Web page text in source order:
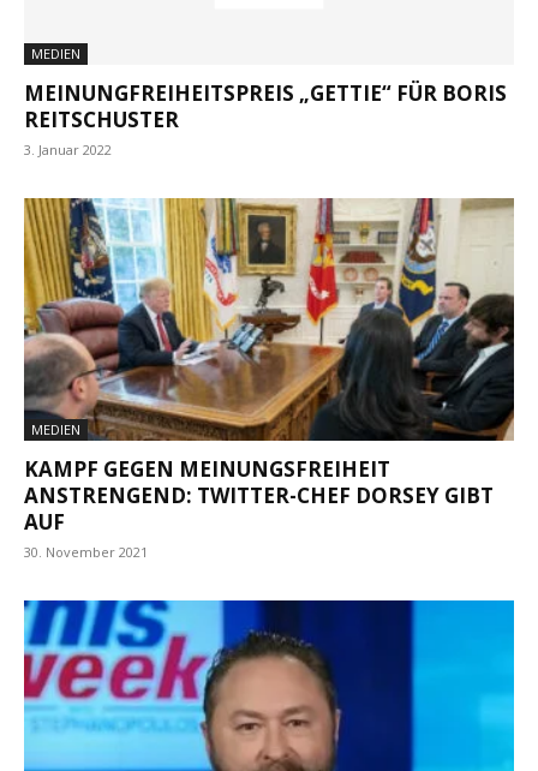
MEDIEN
MEINUNGFREIHEITSPREIS „GETTIE“ FÜR BORIS
REITSCHUSTER
3. Januar 2022
MEDIEN
KAMPF GEGEN MEINUNGSFREIHEIT
ANSTRENGEND: TWITTER-CHEF DORSEY GIBT
AUF
30. November 2021